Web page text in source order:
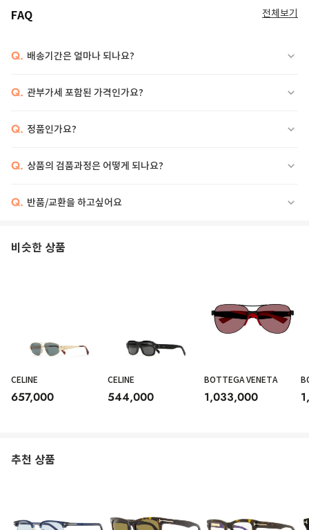
FAQ 전체보기
Q. 배송기간은 얼마나 되나요?
Q. 관부가세 포함된 가격인가요?
Q. 정품인가요?
Q. 상품의 검품과정은 어떻게 되나요?
Q. 반품/교환을 하고싶어요
비슷한 상품
CELINE
657,000
CELINE
544,000
BOTTEGA VENETA
1,033,000
추천 상품